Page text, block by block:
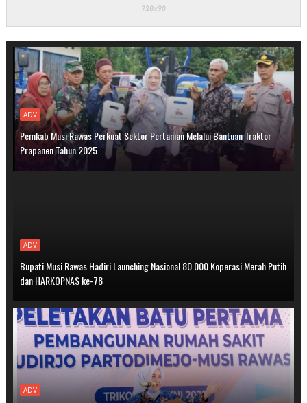
ADV
Pemkab Musi Rawas Perkuat Sektor Pertanian Melalui Bantuan Traktor
Prapanen Tahun 2025
ADV
Bupati Musi Rawas Hadiri Launching Nasional 80.000 Koperasi Merah Putih
dan HARKOPNAS ke-78
ADV